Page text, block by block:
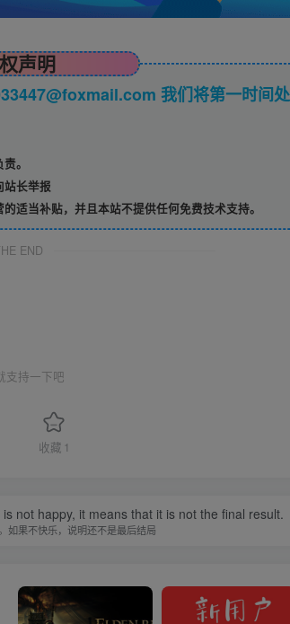
声明
我们将第一时间处
。
站长举报
适当补贴，并且本站不提供任何免费技术支持。
END
支持一下吧
收藏 1
not happy, it means that it is not the final result.
如果不快乐，说明还不是最后结局